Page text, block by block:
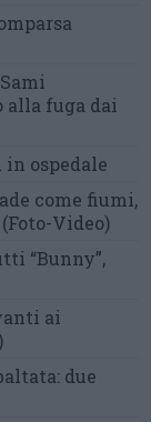
alla fuga dai
in ospedale
come fiumi,
(Foto-Video)
“Bunny”,
ai
due